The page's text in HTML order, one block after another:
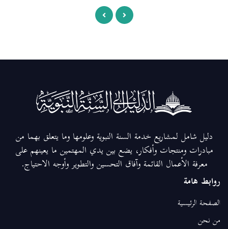
دليل شامل لمشاريع خدمة السنة النبوية وعلومها وما يتعلق بهما من
مبادرات ومنتجات وأفكار، يضع بين يدي المهتمين ما يعينهم على
معرفة الأعمال القائمة وآفاق التحسين والتطوير وأوجه الاحتياج.
روابط هامة
الصفحة الرئيسية
من نحن